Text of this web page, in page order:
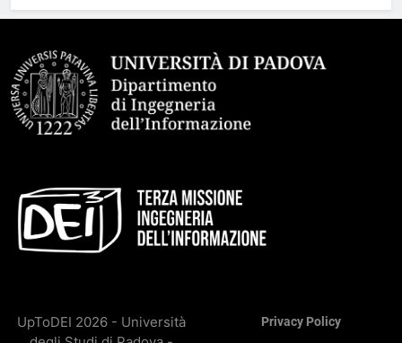
UpToDEI 2026 - Università
Privacy Policy